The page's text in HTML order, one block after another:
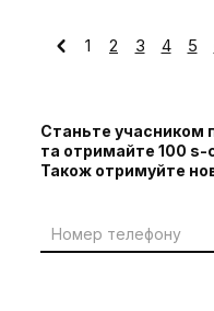
1 2 3 4 5
Станьте учасником
та отримайте 100 s-
Також отримуйте